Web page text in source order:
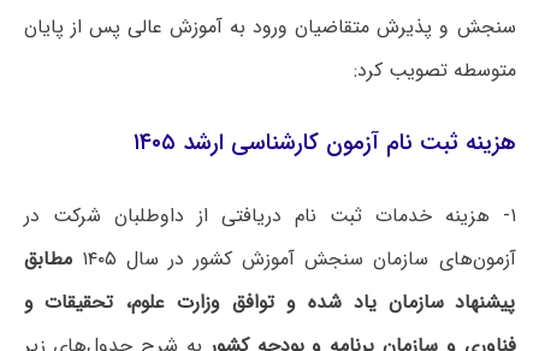
سنجش و پذیرش متقاضیان ورود به آموزش عالی پس از پایان
متوسطه تصویب کرد:
هزینه ثبت نام آزمون کارشناسی ارشد ۱۴۰۵
۱- هزینه خدمات ثبت نام دریافتی از داوطلبان شرکت در
آزمون‌های سازمان سنجش آموزش کشور در سال ۱۴۰۵
مطابق
پیشنهاد سازمان یاد شده و توافق وزارت علوم، تحقیقات و